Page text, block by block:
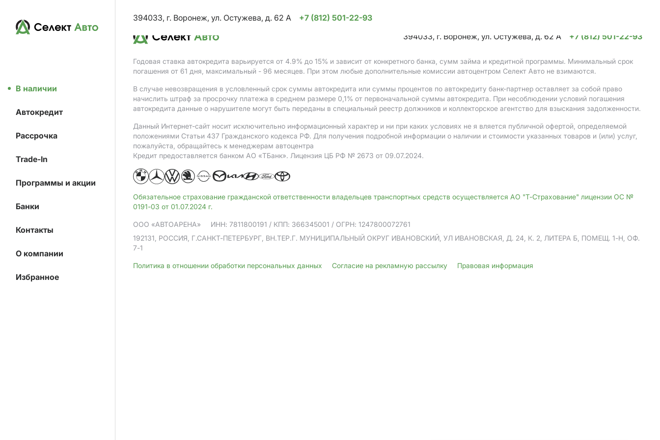
В наличии
Автокредит
Рассрочка
Trade-In
Программы и акции
Банки
Контакты
О компании
Избранное
394033, г. Воронеж, ул. Остужева, д. 62 А
+7 (812) 501-22-93
394033, г. Воронеж, ул. Остужева, д. 62 А
+7 (812) 501-22-93
Годовая ставка автокредита варьируется от 4.9% до 15% и зависит от конкретного банка, сумм займа и кредитной программы. Минимальный срок
погашения от 61 дня, максимальный - 96 месяцев. При этом любые дополнительные комиссии автоцентром Селект Авто не взимаются.
В случае невозвращения в условленный срок суммы автокредита или суммы процентов по автокредиту банк-партнер оставляет за собой право
начислить штраф за просрочку платежа в среднем размере 0,1% от первоначальной суммы автокредита. При несоблюдении условий погашения
автокредита данные о нарушителе могут быть переданы в специальный реестр должников и коллекторское агентство для взыскания задолженности.
Данный Интернет-сайт носит исключительно информационный характер и ни при каких условиях не я вляется публичной офертой, определяемой
положениями Статьи 437 Гражданского кодекса РФ. Для получения подробной информации о наличии и стоимости указанных товаров и (или) услуг,
пожалуйста, обращайтесь к менеджерам автоцентра
Кредит предоставляется банком АO «ТБанк». Лицензия ЦБ РФ № 2673 от 09.07.2024.
Обязательное страхование гражданской ответственности владельцев транспортных средств осуществляется АО "Т-Страхование" лицензии ОС №
0191-03 от 01.07.2024 г.
ООО «АВТОАРЕНА» ИНН: 7811800191 / КПП: 366345001 / ОГРН: 1247800072761
192131, РОССИЯ, Г.САНКТ-ПЕТЕРБУРГ, ВН.ТЕР.Г. МУНИЦИПАЛЬНЫЙ ОКРУГ ИВАНОВСКИЙ, УЛ ИВАНОВСКАЯ, Д. 24, К. 2, ЛИТЕРА Б, ПОМЕЩ. 1-Н, ОФ.
7-1
Политика в отношении обработки персональных данных Согласие на рекламную рассылку Правовая информация